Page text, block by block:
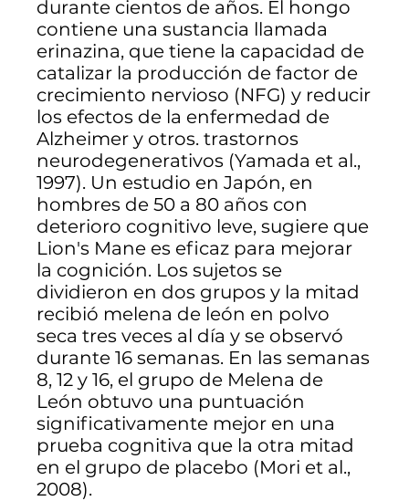
durante cientos de años. El hongo
contiene una sustancia llamada
erinazina, que tiene la capacidad de
catalizar la producción de factor de
crecimiento nervioso (NFG) y reducir
los efectos de la enfermedad de
Alzheimer y otros. trastornos
neurodegenerativos (Yamada et al.,
1997). Un estudio en Japón, en
hombres de 50 a 80 años con
deterioro cognitivo leve, sugiere que
Lion's Mane es eficaz para mejorar
la cognición. Los sujetos se
dividieron en dos grupos y la mitad
recibió melena de león en polvo
seca tres veces al día y se observó
durante 16 semanas. En las semanas
8, 12 y 16, el grupo de Melena de
León obtuvo una puntuación
significativamente mejor en una
prueba cognitiva que la otra mitad
en el grupo de placebo (Mori et al.,
2008).